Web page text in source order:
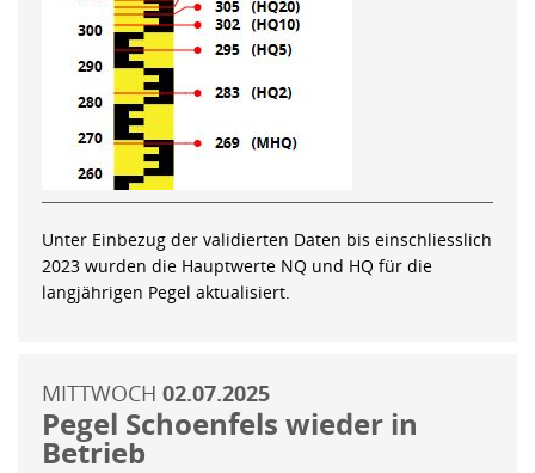
Unter Einbezug der validierten Daten bis einschliesslich
2023 wurden die Hauptwerte NQ und HQ für die
langjährigen Pegel aktualisiert.
MITTWOCH 02.07.2025
Pegel Schoenfels wieder in
Betrieb